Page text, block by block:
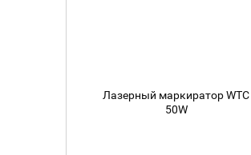
Лазерный маркиратор WTC
50W